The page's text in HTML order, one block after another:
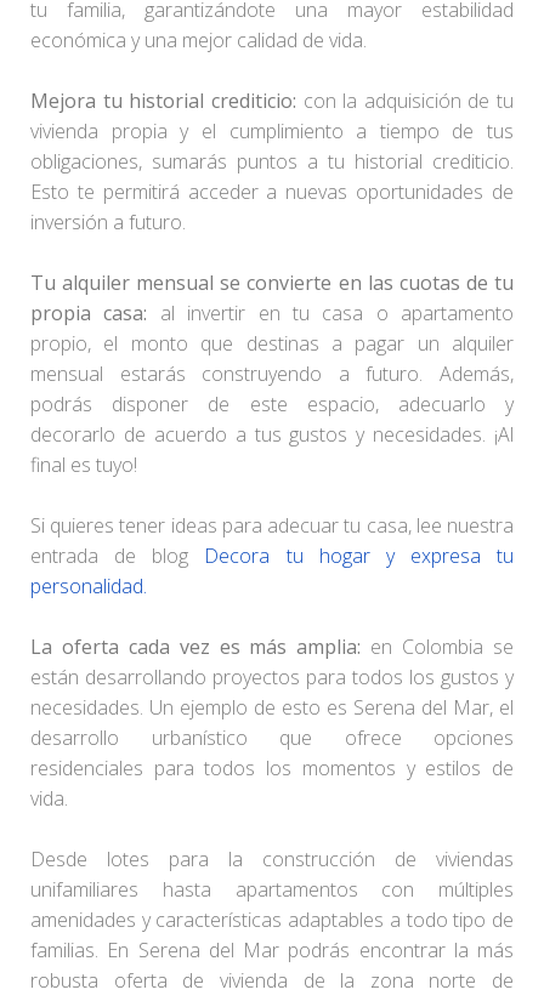
tu familia, garantizándote una mayor estabilidad
económica y una mejor calidad de vida.
Mejora tu historial crediticio: con la adquisición de tu
vivienda propia y el cumplimiento a tiempo de tus
obligaciones, sumarás puntos a tu historial crediticio.
Esto te permitirá acceder a nuevas oportunidades de
inversión a futuro.
Tu alquiler mensual se convierte en las cuotas de tu
propia casa: al invertir en tu casa o apartamento
propio, el monto que destinas a pagar un alquiler
mensual estarás construyendo a futuro. Además,
podrás disponer de este espacio, adecuarlo y
decorarlo de acuerdo a tus gustos y necesidades. ¡Al
final es tuyo!
Si quieres tener ideas para adecuar tu casa, lee nuestra
entrada de blog Decora tu hogar y expresa tu
personalidad.
La oferta cada vez es más amplia: en Colombia se
están desarrollando proyectos para todos los gustos y
necesidades. Un ejemplo de esto es Serena del Mar, el
desarrollo urbanístico que ofrece opciones
residenciales para todos los momentos y estilos de
vida.
Desde lotes para la construcción de viviendas
unifamiliares hasta apartamentos con múltiples
amenidades y características adaptables a todo tipo de
familias. En Serena del Mar podrás encontrar la más
robusta oferta de vivienda de la zona norte de